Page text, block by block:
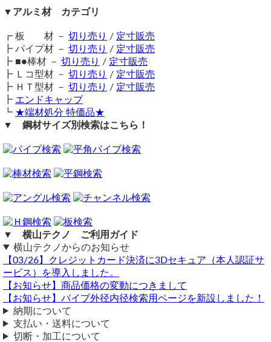
で予めご了承ください。
ザーカット（要見積）にてお受けいたします。
在庫不足の場合は納期に＋数日を要します。
送料（養生梱包費含む）は数量に応じて別途掛かります。
工業用鋼材となりますので、材料の移動・切断・加工・配送
に伴う擦り傷や汚れ・歪み等が発生します事をご了承くださ
い。
商品の返品・交換はお受けできません。
購入方法
商品購入は自動計算フォームに必要寸法・数量等を入力し、
試算結果を確認後、買い物カートに追加して注文フォームへ
とお進みください。
ご注文メール返信にて送料・振込先等をご連絡いたします。
自動計算フォームでの試算ができない場合や複雑な加工を伴
お問い合わせください。
一枚25kg以下かつ三辺計1.6m以下
可）
一枚30kg以下 かつ長辺5.5m以下・短辺80cm以下
佐川ラージ便にて発送（個人宛・法人宛共に可）
一枚30kg以上 かつ長辺2m以下の品
パレット便（西濃運輸・福山通運・佐川パレット便）となり
ます。（個人宛は支店止めとなる場合あり）
一枚30kg以上かつ長辺2m以上
メタル便（法人宛のみ・発送から到着まで7～10日要）とな
ります。（個人宛での受け取りは対応不可）
大判の薄板は梱包補強用のコンパネ代が別途加算される場合
があります。
長尺物・重量物の送料については個別見積りとなりますの
で、まずはお問合せください。
Q＆A～長尺物・重量物の発送について～はこちらをクリッ
ク
備考
シャーリング切断は細幅切断時にねじれ・反りが生じます。
細幅カットの場合、フラットバー（平鋼）に同サイズがあれ
ば、そちらはねじれ・反りがなく綺麗な仕上がりとなります
ので、細幅をご要望の際は、一度フラットバー（平鋼）のペ
ージもご確認ください。
同サイズまとめ買いで多数同時注文割引適用！
ら>>
なお縦(270mm)は余裕があるので通常の誤差で大丈夫です
に記載して注文いただけたら、できる限り対応とさせていただきま
す。
大きさと見積依頼
カットしていただくことは可能でしょうか？
できるようなら、お値段を送料込みでお見積りお願いいたします。
よろしくお願いします。
アルミ厚板（A5052）平板 ファインカット 板厚8.0～250mm 生地
材 切り売り
https://www.yokoyama-techno.net/detail/127.html
横山テクノ（ 2026/03/06 ）
サイズの大きさ
▼アルミ材 カテゴリ
┏ 板 材 － 切り売り / 定寸販売
┣ パイプ材 － 切り売り / 定寸販売
┣ ■●棒材 － 切り売り / 定寸販売
┣ Ｌコ型材 － 切り売り / 定寸販売
┣ ＨＴ型材 － 切り売り / 定寸販売
┣ エンドキャップ
┗ ★端材処分 特価品★
▼ 鋼材サイズ別検索はこちら！
▼ 横山テクノ ご利用ガイド
横山テクノからのお知らせ
【03/26】クレジットカード決済に3Dセキュア（本人認証サ
ービス）を導入しました。
【お知らせ】商品価格の変動につきまして
【お知らせ】パイプ外径内径検索用ページを新設しました！
納期について
支払い・送料について
切断・加工について